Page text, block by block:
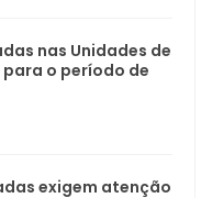
nas Unidades de
o período de
exigem atenção